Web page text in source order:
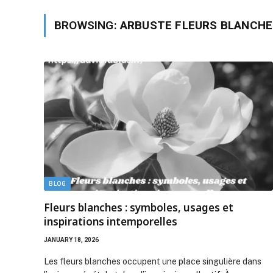
BROWSING:ARBUSTE FLEURS
BLOG
Fleurs blanches : symboles, usages et
inspirations intemporelles
JANUARY 18, 2026
Les fleurs blanches occupent une place singulière dans